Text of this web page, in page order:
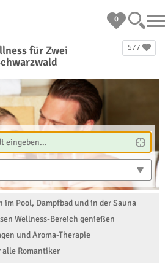
0
577
für Zwei
im Pool, Dampfbad und in der Sauna
Wellness-Bereich genießen
und Aroma-Therapie
alle Romantiker